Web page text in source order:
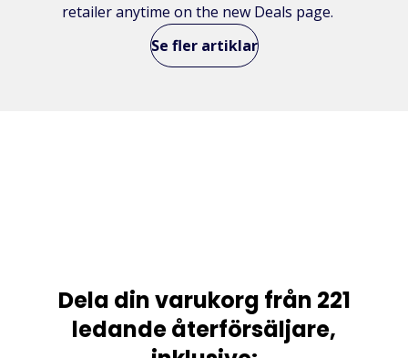
retailer anytime on the new Deals page.
Se fler artiklar
Dela din varukorg från 221
ledande återförsäljare,